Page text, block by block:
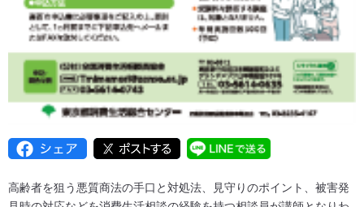
高齢者を狙う悪質商法の手口と対処法、見守りのポイント、被害発